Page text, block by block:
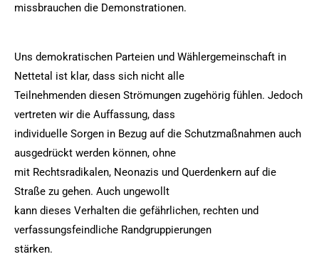
missbrauchen die Demonstrationen.
Uns demokratischen Parteien und Wählergemeinschaft in
Nettetal ist klar, dass sich nicht alle
Teilnehmenden diesen Strömungen zugehörig fühlen. Jedoch
vertreten wir die Auffassung, dass
individuelle Sorgen in Bezug auf die Schutzmaßnahmen auch
ausgedrückt werden können, ohne
mit Rechtsradikalen, Neonazis und Querdenkern auf die
Straße zu gehen. Auch ungewollt
kann dieses Verhalten die gefährlichen, rechten und
verfassungsfeindliche Randgruppierungen
stärken.